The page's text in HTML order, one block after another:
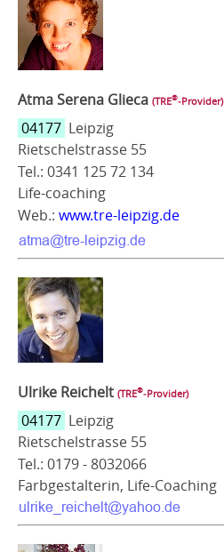
Atma Serena Glieca (TRE®‑Provider)
04177 Leipzig
Rietschelstrasse 55
Tel.: 0341 125 72 134
Life-coaching
Web.: www.tre-leipzig.de
Ulrike Reichelt (TRE®‑Provider)
04177 Leipzig
Rietschelstrasse 55
Tel.: 0179 - 8032066
Farbgestalterin, Life-Coaching